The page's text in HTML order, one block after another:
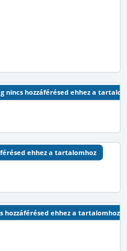
nincs hozzáférésed ehhez a
ehhez a tartalomhoz
hozzáférésed ehhez a tartalomhoz